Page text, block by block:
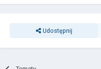
Udostępnij